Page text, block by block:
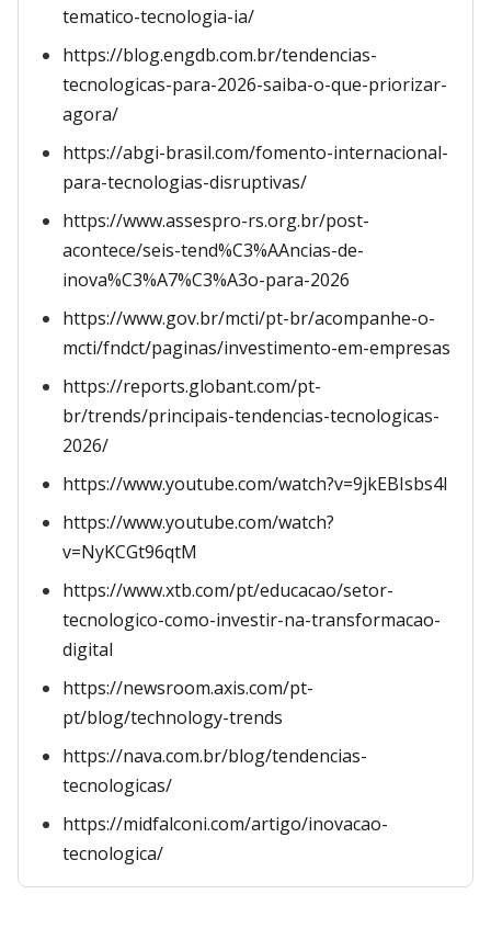
tematico-tecnologia-ia/
https://blog.engdb.com.br/tendencias-
tecnologicas-para-2026-saiba-o-que-priorizar-
agora/
https://abgi-brasil.com/fomento-internacional-
para-tecnologias-disruptivas/
https://www.assespro-rs.org.br/post-
acontece/seis-tend%C3%AAncias-de-
inova%C3%A7%C3%A3o-para-2026
https://www.gov.br/mcti/pt-br/acompanhe-o-
mcti/fndct/paginas/investimento-em-empresas
https://reports.globant.com/pt-
br/trends/principais-tendencias-tecnologicas-
2026/
https://www.youtube.com/watch?v=9jkEBIsbs4I
https://www.youtube.com/watch?
v=NyKCGt96qtM
https://www.xtb.com/pt/educacao/setor-
tecnologico-como-investir-na-transformacao-
digital
https://newsroom.axis.com/pt-
pt/blog/technology-trends
https://nava.com.br/blog/tendencias-
tecnologicas/
https://midfalconi.com/artigo/inovacao-
tecnologica/